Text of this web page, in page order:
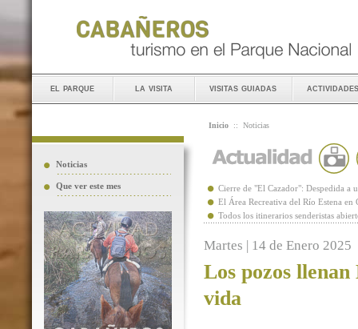
el parque la visita visitas guiadas actividades
Noticias
Que ver este mes
Inicio :: Noticias
Cierre de "El Cazador": Despedida a
El Área Recreativa del Río Estena
Todos los itinerarios senderistas
Martes | 14 de Enero 2025
Los pozos
vida